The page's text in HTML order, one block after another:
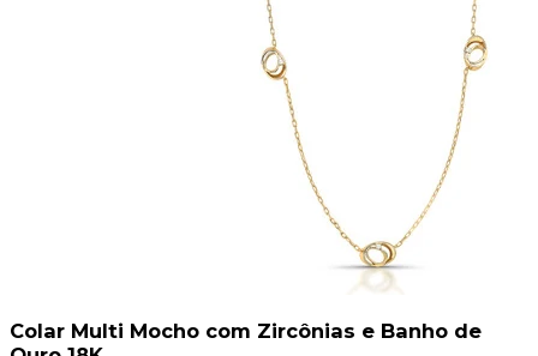
Colar Multi Mocho com Zircônias e Banho de